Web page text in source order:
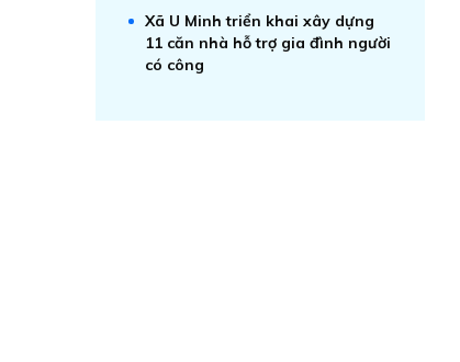
Xã U Minh triển khai xây dựng
11 căn nhà hỗ trợ gia đình người
có công